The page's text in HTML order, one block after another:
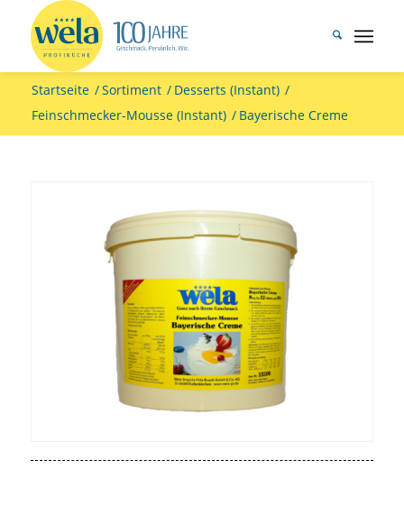
Startseite /Sortiment / Desserts (Instant) /
Feinschmecker-Mousse (Instant) / Bayerische Creme